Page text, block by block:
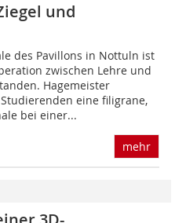
und
des Pavillons in Nottuln ist
zwischen Lehre und
Hagemeister
eine filigrane,
bei einer...
mehr